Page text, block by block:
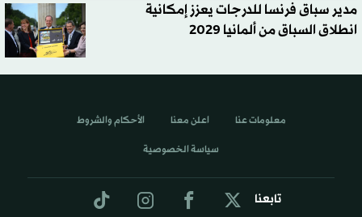
مدير سباق فرنسا للدرجات يعزز إمكانية
انطلاق السباق من ألمانيا 2029
تابعنا
معلومات عنا اعلن معنا الأحكام والشروط
سياسة الخصوصية